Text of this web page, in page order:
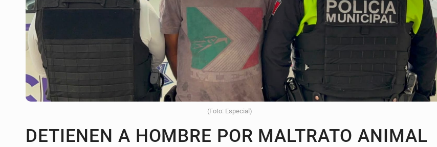
Policías bajo la mira: La CEDHJ documenta su implicación en desapariciones forzadas
Catean casa por esquema de fraude telefónico
(Foto: Especial)
DETIENEN A HOMBRE POR MALTRATO ANIMAL